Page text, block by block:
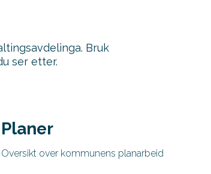
Bruk
ser etter.
Planer
Oversikt over kommunens planarbeid